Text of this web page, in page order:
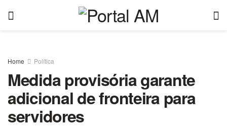
Home Política
Medida provisória garante
adicional de fronteira para
servidores